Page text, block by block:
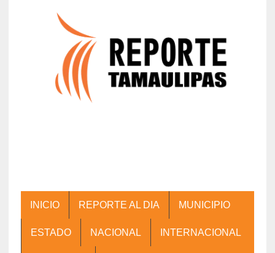
INICIO REPORTE AL DIA MUNICIPIO
ESTADO NACIONAL INTERNACIONAL